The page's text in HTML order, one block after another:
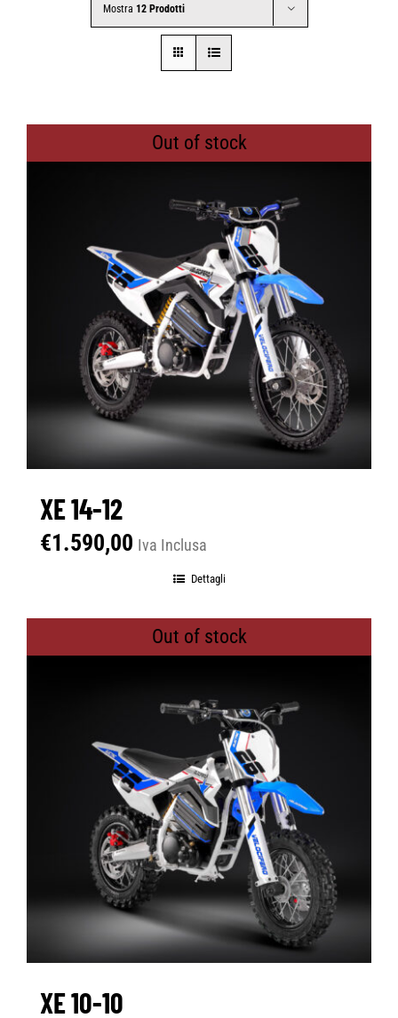
CONTATTI
ACCOUNT
CARRELLO
Mostra 12 Prodotti
Out of stock
XE 14-12
€1.590,00 Iva Inclusa
Dettagli
Out of stock
XE 10-10